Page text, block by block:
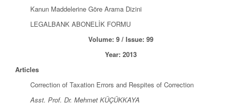
Kanun Maddelerine Göre Arama Dizini
LEGALBANK ABONELİK FORMU
Volume: 9 / Issue: 99
Year: 2013
Articles
Correction of Taxation Errors and Respites of Correction
Asst. Prof. Dr. Mehmet KÜÇÜKKAYA